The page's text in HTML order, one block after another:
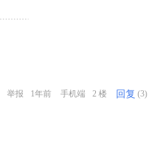
举报 1年前 手机端 2 楼 回复 (3)